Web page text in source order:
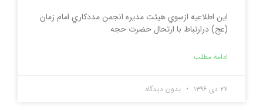
اين اطلاعيه ازسوي هيئت مديره انجمن مددكاري امام زمان
(عج) درارتباط با ارتحال حضرت حجه
ادامه مطلب
۲۷ دی ۱۳۹۶ بدون دیدگاه